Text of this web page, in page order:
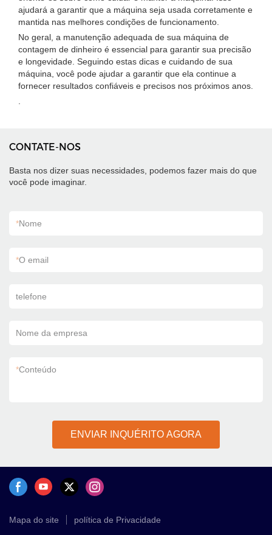
ajudará a garantir que a máquina seja usada corretamente e
mantida nas melhores condições de funcionamento.
No geral, a manutenção adequada de sua máquina de
contagem de dinheiro é essencial para garantir sua precisão
e longevidade. Seguindo estas dicas e cuidando de sua
máquina, você pode ajudar a garantir que ela continue a
fornecer resultados confiáveis ​​e precisos nos próximos anos.
CONTATE-NOS
Basta nos dizer suas necessidades, podemos fazer mais do que
você pode imaginar.
*Nome
*O email
telefone
Nome da empresa
*Conteúdo
ENVIAR INQUÉRITO AGORA
Mapa do site política de Privacidade